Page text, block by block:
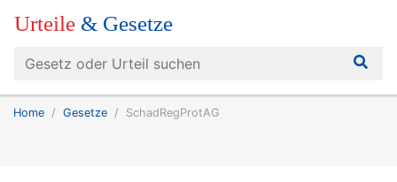
Urteile & Gesetze
Home Gesetze SchadRegProtAG